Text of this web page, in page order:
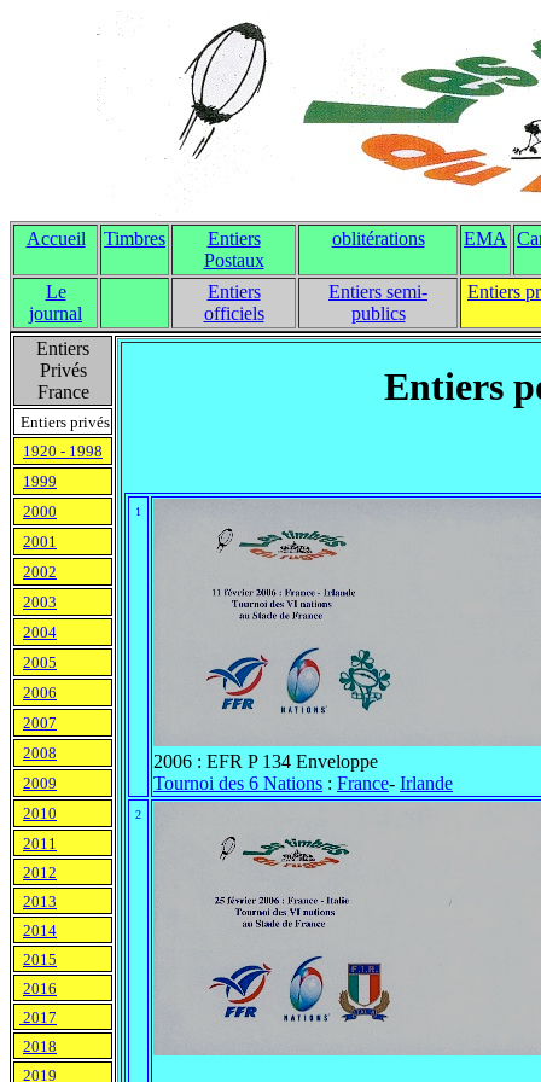
Accueil Timbres
Entiers
Postaux
oblitérations EMA
Le
journal
Entiers
officiels
Entiers semi-
publics
Entiers
Entiers
Privés
France
Entiers
1
2006 : EFR P 134 Enveloppe
Tournoi des 6 Nations : France- Irlande
2
Entiers privés
1920 - 1998
1999
2000
2001
2002
2003
2004
2005
2006
2007
2008
2009
2010
2011
2012
2013
2014
2015
2016
2017
2018
2019